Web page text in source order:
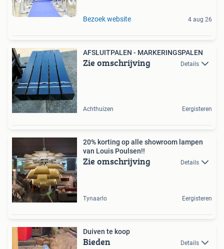
Bezoek website 4 aug 26
AFSLUITPALEN - MARKERINGSPALEN
Zie omschrijving Details
Achthuizen Eergisteren
20% korting op alle showroom lampen
van Louis Poulsen!!
Zie omschrijving Details
Tynaarlo Eergisteren
Duiven te koop
Bieden Details